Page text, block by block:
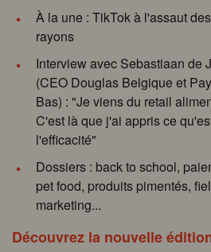
À la une : TikTok à l'assaut des
rayons
Interview avec Sebastiaan de
(CEO Douglas Belgique et
Bas) : "Je viens du retail
C'est là que j'ai appris ce
l'efficacité"
Dossiers : back to school,
pet food, produits pimentés,
marketing...
Découvrez la nouvelle